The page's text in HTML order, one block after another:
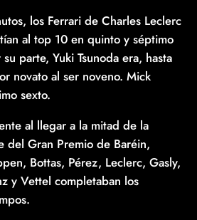
los Ferrari de Charles Leclerc
al top 10 en quinto y séptimo
parte, Yuki Tsunoda era, hasta
novato al ser noveno. Mick
sexto.
al llegar a la mitad de la
del Gran Premio de Baréin,
Bottas, Pérez, Leclerc, Gasly,
y Vettel completaban los